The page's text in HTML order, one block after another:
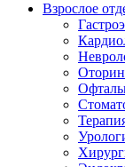
Взрослое